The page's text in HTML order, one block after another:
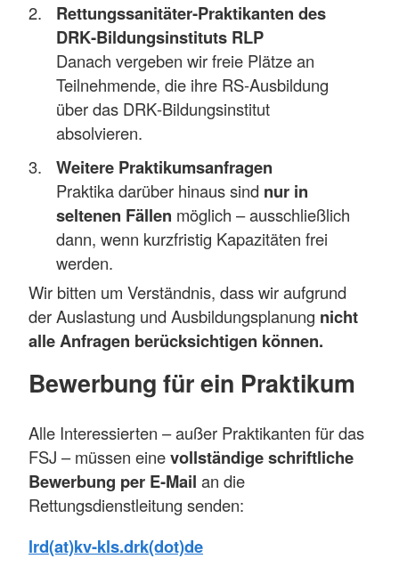
Rettungssanitäter‑Praktikanten des
DRK‑Bildungsinstituts RLP
Danach vergeben wir freie Plätze an
Teilnehmende, die ihre RS‑Ausbildung
über das DRK‑Bildungsinstitut
absolvieren.
Weitere Praktikumsanfragen
Praktika darüber hinaus sind nur in
seltenen Fällen möglich – ausschließlich
dann, wenn kurzfristig Kapazitäten frei
werden.
Wir bitten um Verständnis, dass wir aufgrund
der Auslastung und Ausbildungsplanung nicht
alle Anfragen berücksichtigen können.
Bewerbung für ein Praktikum
Alle Interessierten – außer Praktikanten für das
FSJ – müssen einevollständige schriftliche
Bewerbung per E‑Mail an die
Rettungsdienstleitung senden:
lrd(at)kv-kls.drk(dot)de